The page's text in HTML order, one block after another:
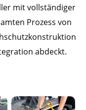
mit vollständiger
Prozess von
abdeckt.